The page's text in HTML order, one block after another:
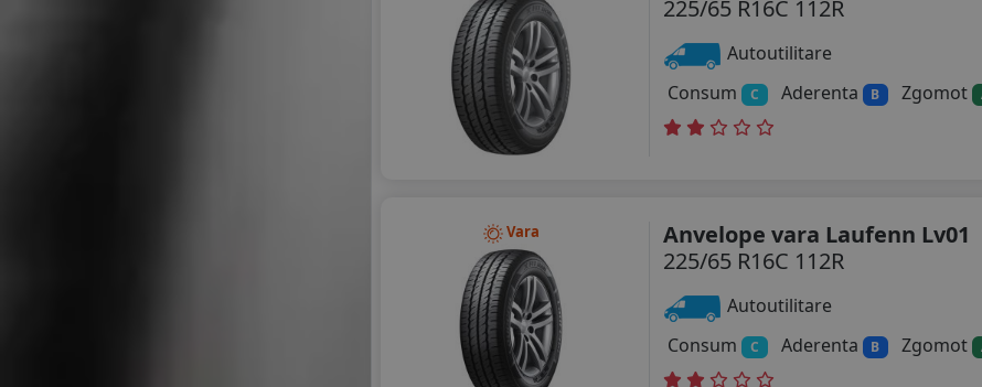
225/65 R16C 112R
Autoutilitare
Consum
C Aderenta B Zgomot
Vara
Anvelope vara Laufenn Lv01
225/65 R16C 112R
Autoutilitare
Consum
C Aderenta B Zgomot